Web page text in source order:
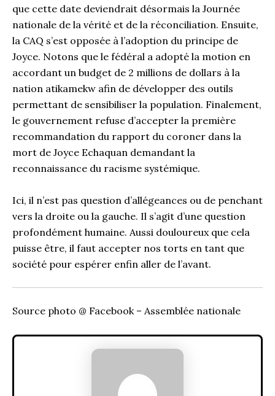
que cette date deviendrait désormais la Journée
nationale de la vérité et de la réconciliation. Ensuite,
la CAQ s’est opposée à l’adoption du principe de
Joyce. Notons que le fédéral a adopté la motion en
accordant un budget de 2 millions de dollars à la
nation atikamekw afin de développer des outils
permettant de sensibiliser la population. Finalement,
le gouvernement refuse d’accepter la première
recommandation du rapport du coroner dans la
mort de Joyce Echaquan demandant la
reconnaissance du racisme systémique.
Ici, il n’est pas question d’allégeances ou de penchant
vers la droite ou la gauche. Il s’agit d’une question
profondément humaine. Aussi douloureux que cela
puisse être, il faut accepter nos torts en tant que
société pour espérer enfin aller de l’avant.
Source photo @ Facebook – Assemblée nationale